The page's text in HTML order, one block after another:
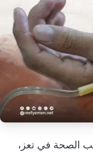
الصحة في تعز ،